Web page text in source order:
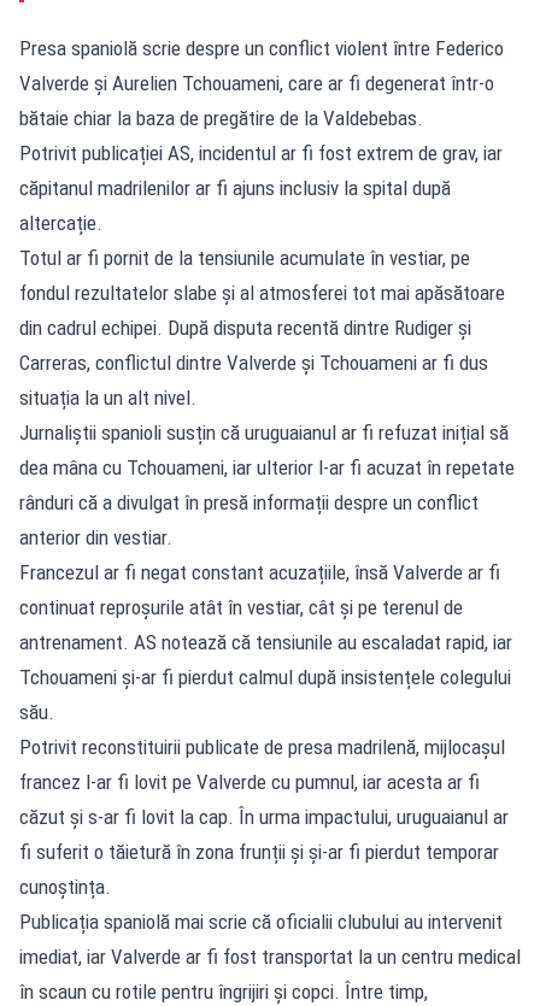
Presa spaniolă scrie despre un conflict violent între Federico
Valverde și Aurelien Tchouameni, care ar fi degenerat într-o
bătaie chiar la baza de pregătire de la Valdebebas.
Potrivit publicației AS, incidentul ar fi fost extrem de grav, iar
căpitanul madrilenilor ar fi ajuns inclusiv la spital după
altercație.
Totul ar fi pornit de la tensiunile acumulate în vestiar, pe
fondul rezultatelor slabe și al atmosferei tot mai apăsătoare
din cadrul echipei. După disputa recentă dintre Rudiger și
Carreras, conflictul dintre Valverde și Tchouameni ar fi dus
situația la un alt nivel.
Jurnaliștii spanioli susțin că uruguaianul ar fi refuzat inițial să
dea mâna cu Tchouameni, iar ulterior l-ar fi acuzat în repetate
rânduri că a divulgat în presă informații despre un conflict
anterior din vestiar.
Francezul ar fi negat constant acuzațiile, însă Valverde ar fi
continuat reproșurile atât în vestiar, cât și pe terenul de
antrenament. AS notează că tensiunile au escaladat rapid, iar
Tchouameni și-ar fi pierdut calmul după insistențele colegului
său.
Potrivit reconstituirii publicate de presa madrilenă, mijlocașul
francez l-ar fi lovit pe Valverde cu pumnul, iar acesta ar fi
căzut și s-ar fi lovit la cap. În urma impactului, uruguaianul ar
fi suferit o tăietură în zona frunții și și-ar fi pierdut temporar
cunoștința.
Publicația spaniolă mai scrie că oficialii clubului au intervenit
imediat, iar Valverde ar fi fost transportat la un centru medical
în scaun cu rotile pentru îngrijiri și copci. Între timp,